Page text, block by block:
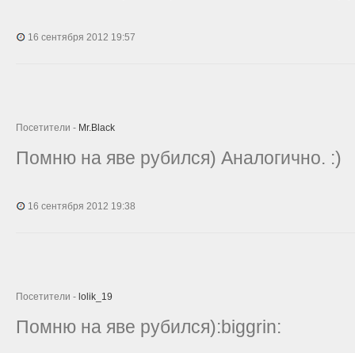
16 сентября 2012 19:57
Посетители - Mr.Black
Помню на яве рубился) Аналогично. :)
16 сентября 2012 19:38
Посетители - lolik_19
Помню на яве рубился):biggrin: